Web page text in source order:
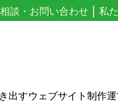
談・お問い合わせ 私
すウェブサイト制作運